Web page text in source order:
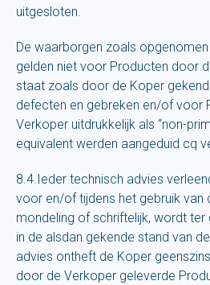
uitgesloten.
De waarborgen zoals
gelden niet voor Producten door
staat zoals door de Koper
defecten en gebreken en/of voor
Verkoper uitdrukkelijk als “non-
equivalent werden aangeduid cq
8.4.Ieder technisch advies
voor en/of tijdens het gebruik van
mondeling of schriftelijk, wordt
in de alsdan gekende stand van
advies ontheft de Koper
door de Verkoper geleverde